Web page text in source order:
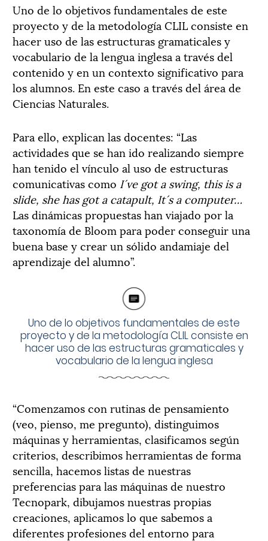
Uno de lo objetivos fundamentales de este
proyecto y de la metodología CLIL consiste en
hacer uso de las estructuras gramaticales y
vocabulario de la lengua inglesa a través del
contenido y en un contexto significativo para
los alumnos. En este caso a través del área de
Ciencias Naturales.
Para ello, explican las docentes: “Las
actividades que se han ido realizando siempre
han tenido el vínculo al uso de estructuras
comunicativas como I´ve got a swing, this is a
slide, she has got a catapult, It´s a computer…
Las dinámicas propuestas han viajado por la
taxonomía de Bloom para poder conseguir una
buena base y crear un sólido andamiaje del
aprendizaje del alumno”.
Uno de lo objetivos fundamentales de este
proyecto y de la metodología CLIL consiste en
hacer uso de las estructuras gramaticales y
vocabulario de la lengua inglesa
“Comenzamos con rutinas de pensamiento
(veo, pienso, me pregunto), distinguimos
máquinas y herramientas, clasificamos según
criterios, describimos herramientas de forma
sencilla, hacemos listas de nuestras
preferencias para las máquinas de nuestro
Tecnopark, dibujamos nuestras propias
creaciones, aplicamos lo que sabemos a
diferentes profesiones del entorno para